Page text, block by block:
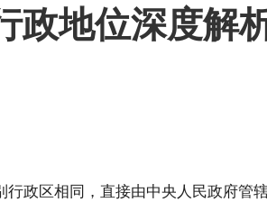
政地位深度解
政区相同，直接由中央人民政府管